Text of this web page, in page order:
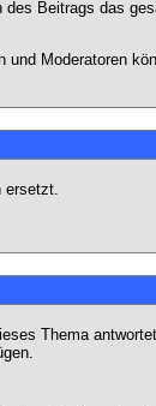
Beitrags das
und Moderatoren
ersetzt.
Thema